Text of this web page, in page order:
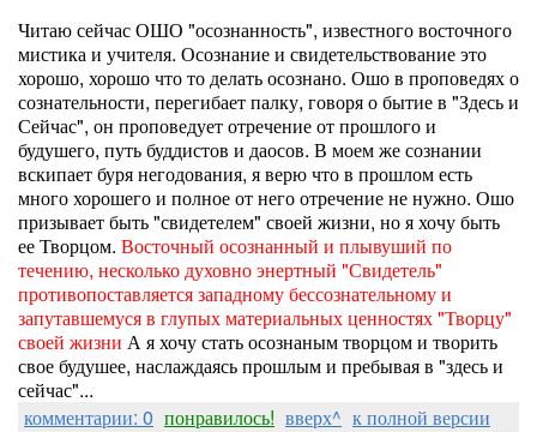
Читаю сейчас ОШО "осознанность", известного восточного
мистика и учителя. Осознание и свидетельствование это
хорошо, хорошо что то делать осознано. Ошо в проповедях о
сознательности, перегибает палку, говоря о бытие в "Здесь и
Сейчас", он проповедует отречение от прошлого и
будушего, путь буддистов и даосов. В моем же сознании
вскипает буря негодования, я верю что в прошлом есть
много хорошего и полное от него отречение не нужно. Ошо
призывает быть "свидетелем" своей жизни, но я хочу быть
ее Творцом. Восточный осознанный и плывуший по
течению, несколько духовно энертный "Свидетель"
противопоставляется западному бессознательному и
запутавшемуся в глупых материальных ценностях "Творцу"
своей жизни А я хочу стать осознаным творцом и творить
свое будушее, наслаждаясь прошлым и пребывая в "здесь и
сейчас"...
комментарии: 0 понравилось! вверх^ к полной версии